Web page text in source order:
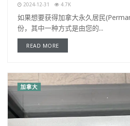
2024-12-31 4.7K
如果想要获得加拿大永久居民
份，其中一种方式是由您的...
READ MORE
加拿大